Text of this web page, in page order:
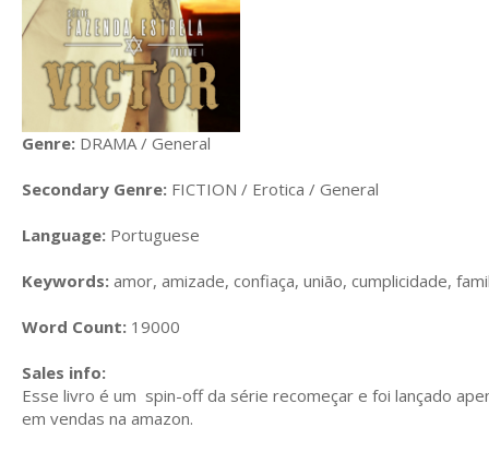
Genre: DRAMA / General
Secondary Genre: FICTION / Erotica / General
Language: Portuguese
Keywords: amor, amizade, confiaça, união, cumplicidade,
Word Count: 19000
Sales info:
Esse livro é um spin-off da série recomeçar e foi lançado
em vendas na amazon.